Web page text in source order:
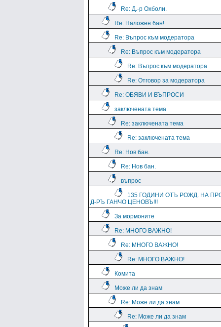
Re: Д.-р Охболи.
Re: Наложен бан!
Re: Въпрос към модератора
Re: Въпрос към модератора
Re: Въпрос към модератора
Re: Отговор за модератора
Re: ОБЯВИ И ВЪПРОСИ
заключената тема
Re: заключената тема
Re: заключената тема
Re: Нов бан.
Re: Нов бан.
въпрос
135 ГОДИНИ ОТЪ РОЖД. НА
Д-РЪ ГАНЧО ЦЕНОВЪ!!!
За мормоните
Re: МНОГО ВАЖНО!
Re: МНОГО ВАЖНО!
Re: МНОГО ВАЖНО!
Комита
Може ли да знам
Re: Може ли да знам
Re: Може ли да знам